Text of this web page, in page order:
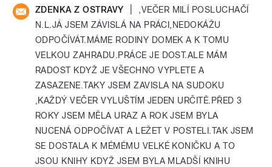
ZDENKA Z OSTRAVY
,VEČER MILÍ POSLUCHAČÍ
N.L.JÁ JSEM ZÁVISLÁ NA PRÁCI,NEDOKÁŽU
ODPOČÍVÁT.MÁME RODINY DOMEK A K TOMU
VELKOU ZAHRADU.PRÁCE JE DOST.ALE MÁM
RADOST KDYŽ JE VŠECHNO VYPLETE A
ZASAZENE.TAKY JSEM ZAVISLA NA SUDOKU
,KAŽDÝ VEČER VYLUŠTÍM JEDEN URČITĚ.PŘED 3
ROKY JSEM MĚLA URAZ A ROK JSEM BYLA
NUCENÁ ODPOČÍVAT A LEŽET V POSTELI.TAK JSEM
SE DOSTALA K MÉMÉMU VELKÉ KONIČKU A TO
JSOU KNIHY KDYŽ JSEM BYLA MLADŠÍ KNIHU